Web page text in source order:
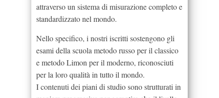
attraverso un sistema di misurazione completo e
standardizzato nel mondo.
Nello specifico, i nostri iscritti sostengono gli
esami della scuola metodo russo per il classico
e metodo Limon per il moderno, riconosciuti
per la loro qualità in tutto il mondo.
I contenuti dei piani di studio sono strutturati in